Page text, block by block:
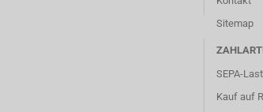
Sitemap
SEPA-
Kauf auf